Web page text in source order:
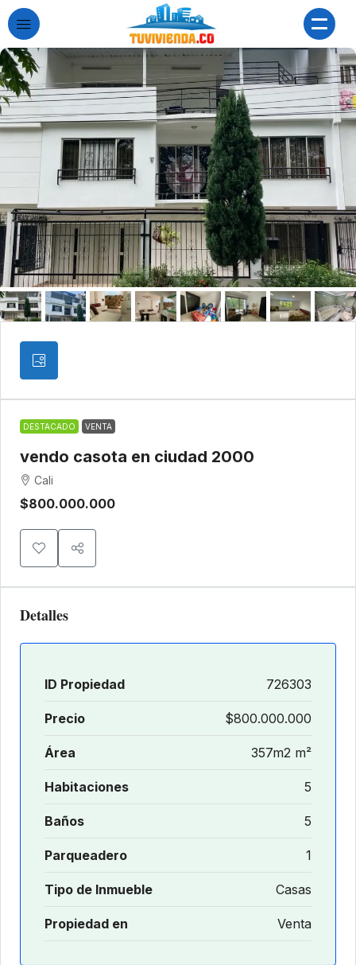
DESTACADO VENTA
vendo casota en ciudad 2000
Cali
$800.000.000
Detalles
ID Propiedad 726303
Precio $800.000.000
Área 357m2 m²
Habitaciones 5
Baños 5
Parqueadero 1
Tipo de Inmueble Casas
Propiedad en Venta